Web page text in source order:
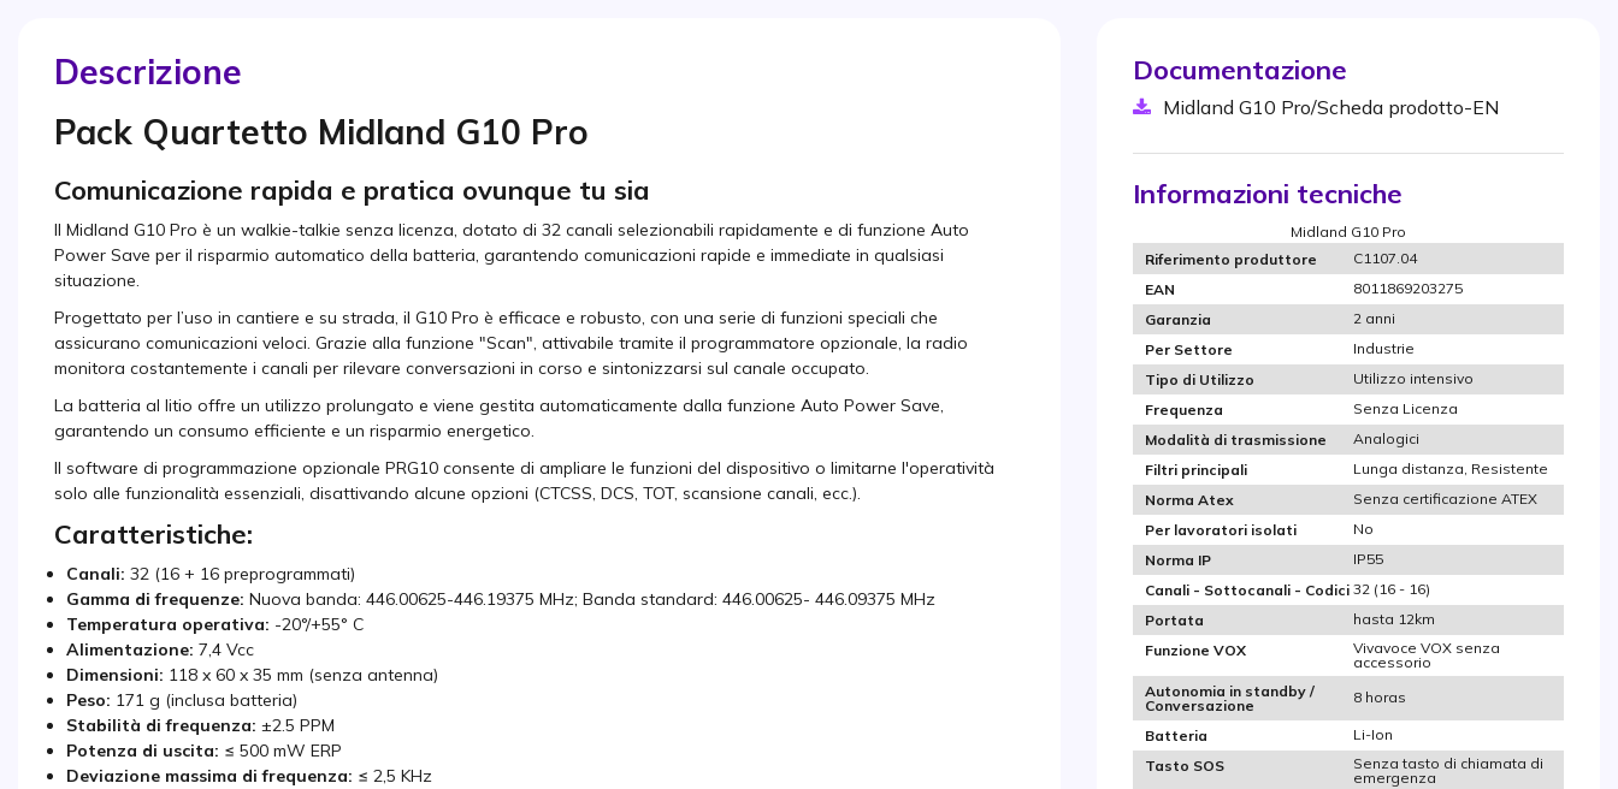
Descrizione
Pack Quartetto Midland G10 Pro
Comunicazione rapida e pratica ovunque tu sia
Il Midland G10 Pro è un walkie-talkie senza licenza, dotato di 32 canali selezionabili rapidamente e di funzione Auto
Power Save per il risparmio automatico della batteria, garantendo comunicazioni rapide e immediate in qualsiasi
situazione.
Progettato per l’uso in cantiere e su strada, il G10 Pro è efficace e robusto, con una serie di funzioni speciali che
assicurano comunicazioni veloci. Grazie alla funzione "Scan", attivabile tramite il programmatore opzionale, la radio
monitora costantemente i canali per rilevare conversazioni in corso e sintonizzarsi sul canale occupato.
La batteria al litio offre un utilizzo prolungato e viene gestita automaticamente dalla funzione Auto Power Save,
garantendo un consumo efficiente e un risparmio energetico.
Il software di programmazione opzionale PRG10 consente di ampliare le funzioni del dispositivo o limitarne l'operatività
solo alle funzionalità essenziali, disattivando alcune opzioni (CTCSS, DCS, TOT, scansione canali, ecc.).
Caratteristiche:
Canali: 32 (16 + 16 preprogrammati)
Gamma di frequenze: Nuova banda: 446.00625-446.19375 MHz; Banda standard: 446.00625- 446.09375 MHz
Temperatura operativa: -20°/+55° C
Alimentazione: 7,4 Vcc
Dimensioni: 118 x 60 x 35 mm (senza antenna)
Peso: 171 g (inclusa batteria)
Stabilità di frequenza: ±2.5 PPM
Potenza di uscita: ≤ 500 mW ERP
Deviazione massima di frequenza: ≤ 2,5 KHz
Documentazione
Midland G10 Pro/Scheda prodotto-EN
Informazioni tecniche
Midland G10 Pro
Riferimento produttore
C1107.04
EAN
8011869203275
Garanzia
2 anni
Per Settore
Industrie
Tipo di Utilizzo
Utilizzo intensivo
Frequenza
Senza Licenza
Modalità di trasmissione
Analogici
Filtri principali
Lunga distanza, Resistente
Norma Atex
Senza certificazione ATEX
Per lavoratori isolati
No
Norma IP
IP55
Canali - Sottocanali - Codici 32 (16 - 16)
Portata
hasta 12km
Funzione VOX
Vivavoce VOX senza
accessorio
Autonomia in standby /
Conversazione
8 horas
Batteria
Li-Ion
Tasto SOS
Senza tasto di chiamata di
emergenza